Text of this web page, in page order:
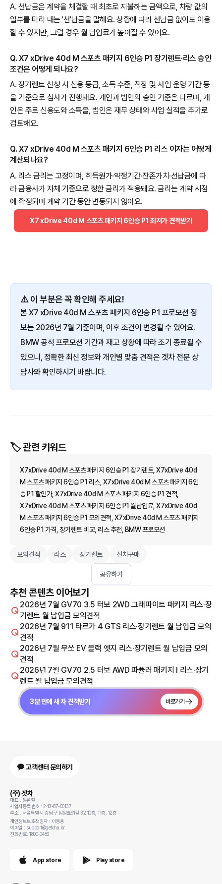
A. 선납금은 계약을 체결할 때 최초로 지불하는 금액으로, 차량 값의
일부를 미리 내는 '선'납금을 말해요. 상황에 따라 선납금 없이도 이용
할 수 있지만, 그럴 경우 월 납입료가 높아질 수 있어요.
Q. X7 xDrive 40d M 스포츠 패키지 6인승 P1 장기렌트·리스 승인
조건은 어떻게 되나요?
A. 장기렌트 신청 시 신용 등급, 소득 수준, 직장 및 사업 운영 기간 등
을 기준으로 심사가 진행돼요. 개인과 법인의 승인 기준은 다르며, 개
인은 주로 신용도와 소득을, 법인은 재무 상태와 사업 실적을 추가로
검토해요.
Q. X7 xDrive 40d M 스포츠 패키지 6인승 P1 리스 이자는 어떻게
계산되나요?
A. 리스 금리는 고정이며, 취득원가·약정기간·잔존가치·선납금에 따
라 금융사가 자체 기준으로 정한 금리가 적용돼요. 금리는 계약 시점
에 확정되며 계약 기간 동안 변동되지 않아요.
X7 xDrive 40d M 스포츠 패키지 6인승 P1 최저가 견적받기
⚠️ 이 부분은 꼭 확인해 주세요!
본 X7 xDrive 40d M 스포츠 패키지 6인승 P1 프로모션 정
보는 2026년 7월 기준이며, 이후 조건이 변경될 수 있어요.
BMW 공식 프로모션 기간과 재고 상황에 따라 조기 종료될 수
있으니, 정확한 최신 정보와 개인별 맞춤 견적은 겟차 전문 상
담사와 확인하시기 바랍니다.
🏷️ 관련 키워드
X7xDrive 40d M 스포츠 패키지 6인승 P1 장기렌트, X7xDrive 40d
M 스포츠 패키지 6인승 P1 리스, X7xDrive 40d M 스포츠 패키지 6인
승 P1 할인가, X7xDrive 40d M 스포츠 패키지 6인승 P1 견적,
X7xDrive 40d M 스포츠 패키지 6인승 P1 월납입료, X7xDrive 40d
M 스포츠 패키지 6인승 P1 모의견적, X7xDrive 40d M 스포츠 패키지
6인승 P1 가격, 장기렌트 비교, 리스 추천, BMW 프로모션
모의견적 리스 장기렌트 신차구매
공유하기
추천 콘텐츠 이어보기
2026년 7월 GV70 3.5 터보 2WD 그래파이트 패키지 리스·장
기렌트 월 납입금 모의견적
2026년 7월 911 타르가 4 GTS 리스·장기렌트 월 납입금 모의
견적
2026년 7월 무쏘 EV 블랙 엣지 리스·장기렌트 월 납입금 모의
견적
2026년 7월 GV70 2.5 터보 AWD 파퓰러 패키지 I 리스·장기
렌트 월 납입금 모의견적
3분 만에 새 차 견적받기 바로가기
고객센터 문의하기
(주) 겟차
대표 : 정유철
사업자등록번호 : 243-87-00137
주소 : 서울특별시 강남구 삼성로91길 32 10층, 11층, 12층
개인정보보호책임자 : 이동용
이메일 : support@getcha.kr
전화번호: 1800-0456
App store Play store